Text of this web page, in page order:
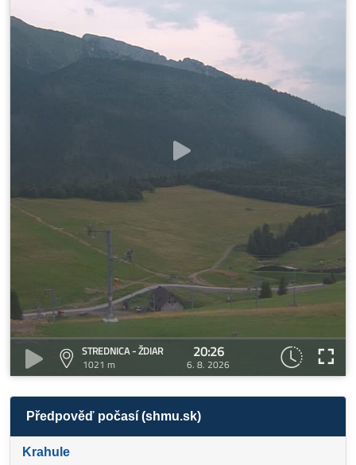
STREDNICA - ŽDIAR
1021 m
20:26
6. 8. 2026
Předpověď počasí (shmu.sk)
Krahule